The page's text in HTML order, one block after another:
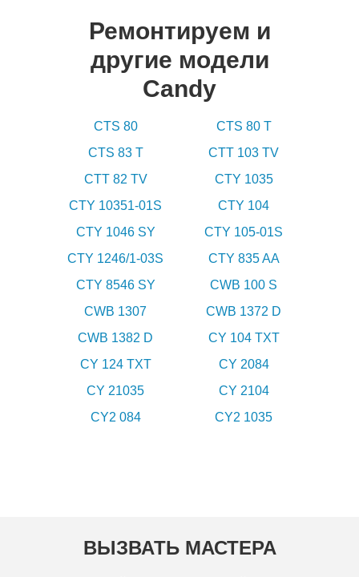
Ремонтируем и
другие модели
Candy
CTS 80
CTS 80 T
CTS 83 T
CTT 103 TV
CTT 82 TV
CTY 1035
CTY 10351-01S
CTY 104
CTY 1046 SY
CTY 105-01S
CTY 1246/1-03S
CTY 835 AA
CTY 8546 SY
CWB 100 S
CWB 1307
CWB 1372 D
CWB 1382 D
CY 104 TXT
CY 124 TXT
CY 2084
CY 21035
CY 2104
CY2 084
CY2 1035
ВЫЗВАТЬ МАСТЕРА